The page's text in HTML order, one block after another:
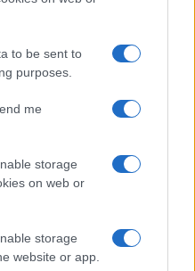
to be sent to
purposes.
me
storage
on web or
storage
website or app.
pažnju na svoj način
novom izradom i
moj moto, a i
ručnim radom. Biti
baviti ovom ljubavlju,
nema odmora, idemo
pažnje, inspiracije i
proizvedeni komad,
energiju.